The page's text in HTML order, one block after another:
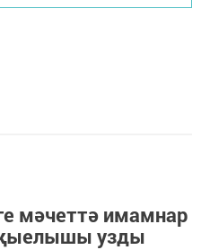
мәчеттә имамнар
узды